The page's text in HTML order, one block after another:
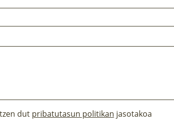
dut pribatutasun politikan jasotakoa